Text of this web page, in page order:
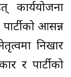
कार्ययोजना
आसन्न
निखार
र पार्टीको